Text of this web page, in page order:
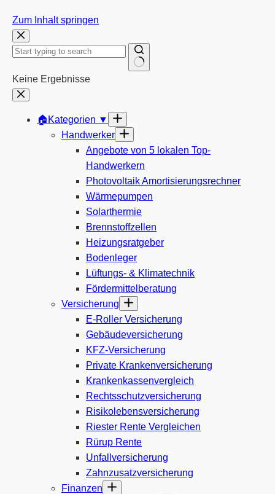
Zum Inhalt springen
Keine Ergebnisse
🏠Kategorien ▼
Handwerker
Angebote von 5 lokalen Top-
Handwerkern
Photovoltaik Amortisierungsrechner
Wärmepumpen
Solarthermie
Brennstoffzellen
Heizungsratgeber
Bodenleger
Lüftungs- & Klimatechnik
Fördermittelberatung
Versicherung
E-Roller Versicherung
Gebäudeversicherung
KFZ-Versicherung
Private Krankenversicherung
Krankenkassenvergleich
Rechtsschutzversicherung
Risikolebensversicherung
Riester Rente Vergleichen
Rürup Rente
Unfallversicherung
Zahnzusatzversicherung
Finanzen